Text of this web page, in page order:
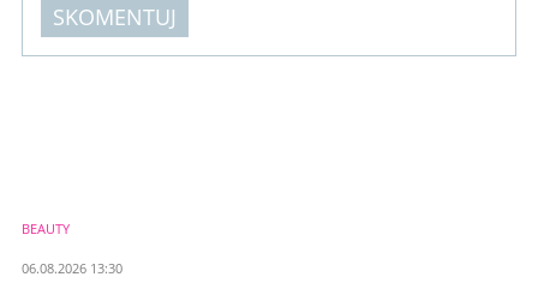
SKOMENTUJ
BEAUTY
06.08.2026 13:30